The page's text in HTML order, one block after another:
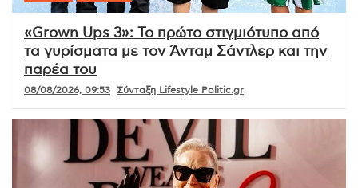
«Grown Ups 3»: Το πρώτο στιγμιότυπο από
τα γυρίσματα με τον Άνταμ Σάντλερ και την
παρέα του
08/08/2026, 09:53 Σύνταξη Lifestyle Politic.gr